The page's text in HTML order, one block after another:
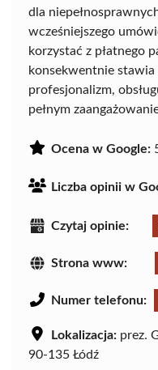
dla
wcześniejszego
korzystać z płatnego
konsekwentnie
profesjonalizm,
pełnym
Ocena w Google:
Liczba opinii w
Czytaj opinie:
Strona www:
Numer telefonu:
Lokalizacja: prez.
90-135 Łódź